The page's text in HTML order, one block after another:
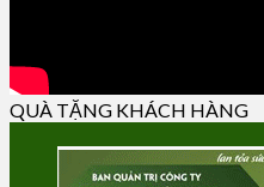
QUÀ TẶNG KHÁCH HÀNG